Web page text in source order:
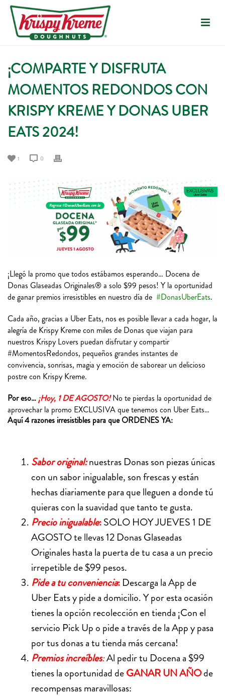
¡COMPARTE Y DISFRUTA
MOMENTOS REDONDOS CON
KRISPY KREME Y DONAS UBER
EATS 2024!
1 0
¡Llegó la promo que todos estábamos esperando… Docena de
Donas Glaseadas Originales® a solo $99 pesos! Y la oportunidad
de ganar premios irresistibles en nuestro día de #DonasUberEats.
Cada año, gracias a Uber Eats, nos es posible llevar a cada hogar, la
alegría de Krispy Kreme con miles de Donas que viajan para
nuestros Krispy Lovers puedan disfrutar y compartir
#MomentosRedondos, pequeños grandes instantes de
convivencia, sonrisas, magia y emoción de saborear un delicioso
postre con Krispy Kreme.
Por eso… ¡Hoy, 1 DE AGOSTO!No te pierdas la oportunidad de
aprovechar la promo EXCLUSIVA que tenemos con Uber Eats…
Aquí 4 razones irresistibles para que ORDENES YA:
Sabor original:nuestras Donas son piezas únicas
con un sabor inigualable, son frescas y están
hechas diariamente para que lleguen a donde tú
quieras con la suavidad que tanto te gusta.
Precio inigualable:SOLO HOY JUEVES 1 DE
AGOSTO te llevas 12 Donas Glaseadas
Originales hasta la puerta de tu casa a un precio
irrepetible de $99 pesos.
Pide a tu conveniencia: Descarga la App de
Uber Eats y pide a domicilio. Y por esta ocasión
tienes la opción recolección en tienda ¡Con el
servicio Pick Up o pide a través de la App y pasa
por tus donas a tu tienda más cercana!
Premios increíbles:Al pedir tu Docena a $99
tienes la oportunidad deGANAR UN AÑOde
recompensas maravillosas: